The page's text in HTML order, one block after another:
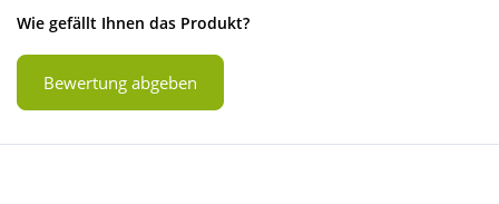
Wie gefällt Ihnen das Produkt?
Bewertung abgeben